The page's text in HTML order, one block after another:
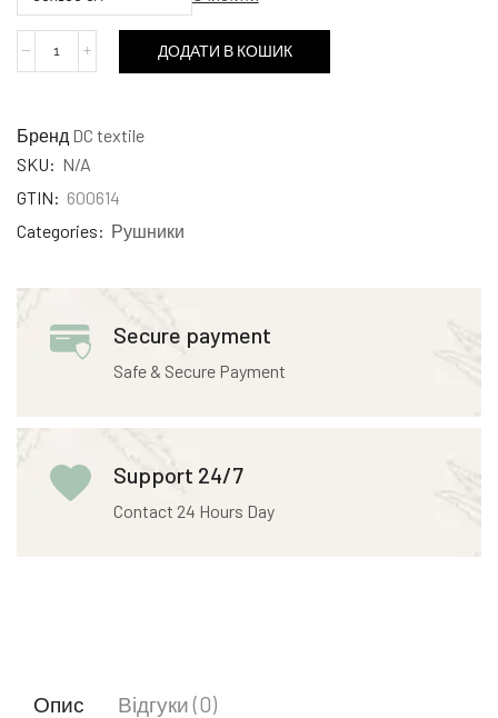
ДОДАТИ В КОШИК
Бренд DC textile
SKU: N/A
GTIN: 600614
Categories: Рушники
Secure payment
Safe & Secure Payment
Support 24/7
Contact 24 Hours Day
Опис Відгуки (0)